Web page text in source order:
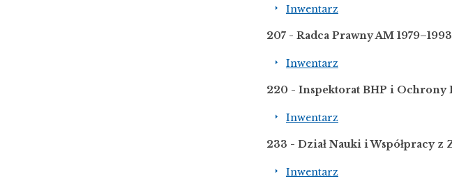
Inwentarz
207 - Radca Prawny AM 1979–
Inwentarz
220 - Inspektorat BHP i Ochrony
Inwentarz
233 - Dział Nauki i Współpracy z
Inwentarz